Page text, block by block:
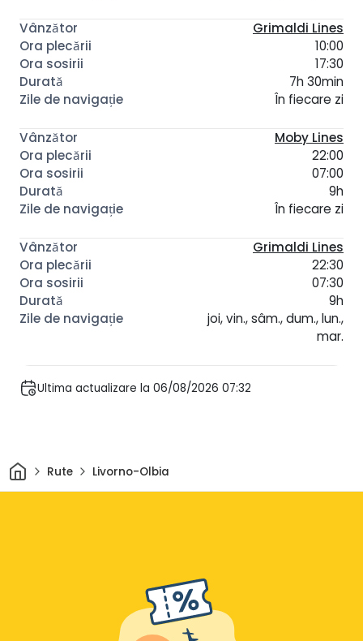
Grimaldi Lines
10:00
17:30
7h 30min
În fiecare zi
Moby Lines
22:00
07:00
9h
În fiecare zi
Grimaldi Lines
22:30
07:30
9h
joi, vin., sâm., dum., lun.,
mar.
Ultima actualizare la 06/08/2026 07:32
AcasăRute Livorno-Olbia